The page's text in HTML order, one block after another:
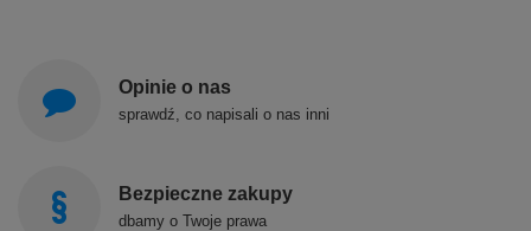
Opinie o nas
sprawdź, co napisali o nas inni
Bezpieczne zakupy
dbamy o Twoje prawa